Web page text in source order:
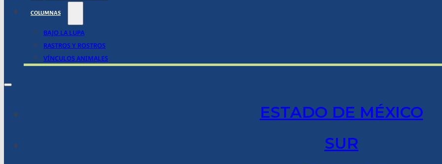
COLUMNAS
BAJO LA LUPA
RASTROS Y ROSTROS
VÍNCULOS ANIMALES
ESTADO DE MÉXICO
SUR